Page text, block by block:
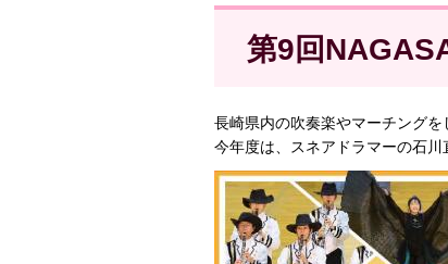
第9回
長崎県内の吹奏楽やマーチング
今年度は、スネアドラマーの石